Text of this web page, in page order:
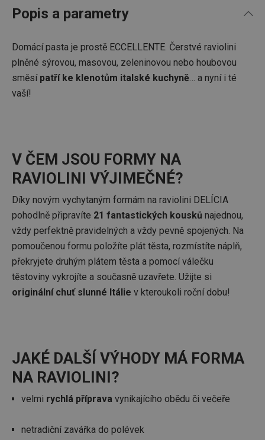
Popis a parametry
Domácí pasta je prostě ECCELLENTE. Čerstvé raviolini
plněné sýrovou, masovou, zeleninovou nebo houbovou
směsí patří ke klenotům italské kuchyně … a nyní i té
vaší!
V ČEM JSOU FORMY NA
RAVIOLINI VÝJIMEČNÉ?
Díky novým vychytaným formám na raviolini DELÍCIA
pohodlně připravíte 21 fantastických kousků najednou,
vždy perfektně pravidelných a vždy pevně spojených. Na
pomoučenou formu položíte plát těsta, rozmístíte náplň,
překryjete druhým plátem těsta a pomocí válečku
těstoviny vykrojíte a současně uzavřete. Užijte si
originální chuť slunné Itálie v kteroukoli roční dobu!
JAKÉ DALŠÍ VÝHODY MÁ FORMA
NA RAVIOLINI?
velmi rychlá příprava vynikajícího obědu či večeře
netradiční zavářka do polévek